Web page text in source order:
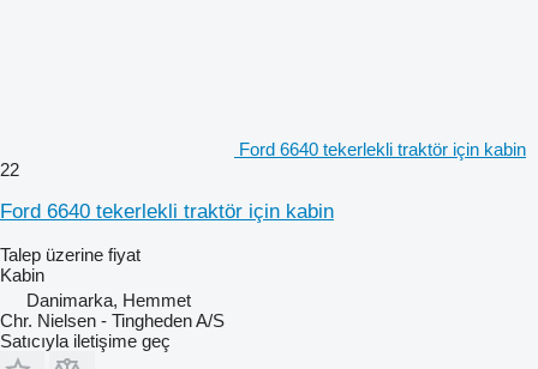
Ford 6640 tekerlekli traktör için kabin
22
Ford 6640 tekerlekli traktör için kabin
Talep üzerine fiyat
Kabin
Danimarka, Hemmet
Chr. Nielsen - Tingheden A/S
Satıcıyla iletişime geç